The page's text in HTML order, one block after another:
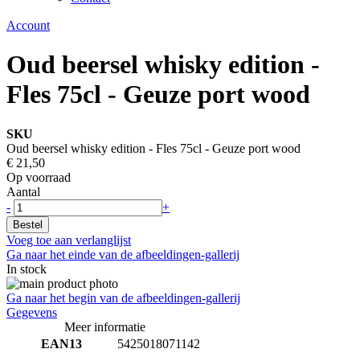
Account
Oud beersel whisky edition -
Fles 75cl - Geuze port wood
SKU
Oud beersel whisky edition - Fles 75cl - Geuze port wood
€ 21,50
Op voorraad
Aantal
-
+
Bestel
Voeg toe aan verlanglijst
Ga naar het einde van de afbeeldingen-gallerij
In stock
Ga naar het begin van de afbeeldingen-gallerij
Gegevens
Meer informatie
EAN13
5425018071142